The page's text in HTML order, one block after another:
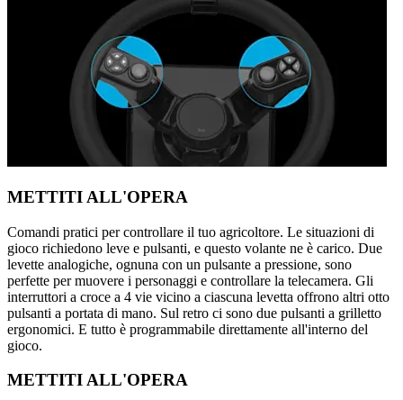
METTITI ALL'OPERA
Comandi pratici per controllare il tuo agricoltore. Le situazioni di
gioco richiedono leve e pulsanti, e questo volante ne è carico. Due
levette analogiche, ognuna con un pulsante a pressione, sono
perfette per muovere i personaggi e controllare la telecamera. Gli
interruttori a croce a 4 vie vicino a ciascuna levetta offrono altri otto
pulsanti a portata di mano. Sul retro ci sono due pulsanti a grilletto
ergonomici. E tutto è programmabile direttamente all'interno del
gioco.
METTITI ALL'OPERA